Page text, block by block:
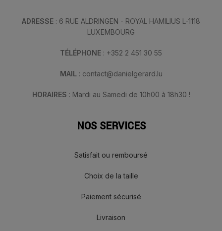
ADRESSE : 6 RUE ALDRINGEN - ROYAL HAMILIUS L-1118
LUXEMBOURG
TÉLÉPHONE : +352 2 451 30 55
MAIL : contact@danielgerard.lu
HORAIRES : Mardi au Samedi de 10h00 à 18h30 !
NOS SERVICES
Satisfait ou remboursé
Choix de la taille
Paiement sécurisé
Livraison